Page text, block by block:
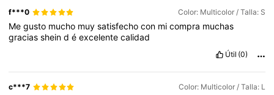
f***0 Color: Multicolor / Talla: S
Megusto mucho muysatisfechocon micompra muchas
graciassheindéexcelentecalidad
Útil (0)
c***7 Color: Multicolor / Talla: L